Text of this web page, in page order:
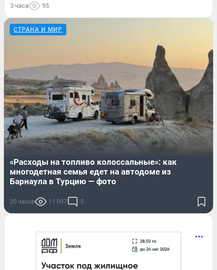
3 часа 95
СТРАНА И МИР
«Расходы на топливо колоссальные»: как
многодетная семья едет на автодоме из
Барнаула в Турцию — фото
20 часов 11 097 5